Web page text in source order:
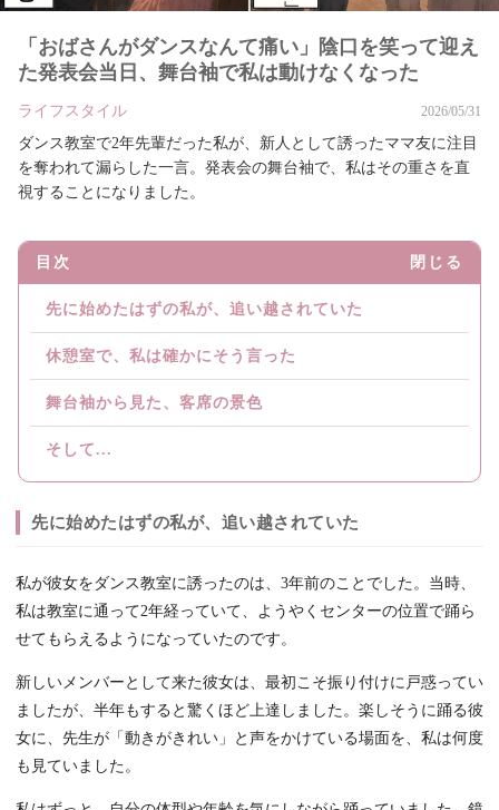
「おばさんがダンスなんて痛い」陰口を笑って迎え
た発表会当日、舞台袖で私は動けなくなった
ライフスタイル 2026/05/31
ダンス教室で2年先輩だった私が、新人として誘ったママ友に注目
を奪われて漏らした一言。発表会の舞台袖で、私はその重さを直
視することになりました。
目次 閉じる
先に始めたはずの私が、追い越されていた
休憩室で、私は確かにそう言った
舞台袖から見た、客席の景色
そして...
先に始めたはずの私が、追い越されていた
私が彼女をダンス教室に誘ったのは、3年前のことでした。当時、
私は教室に通って2年経っていて、ようやくセンターの位置で踊ら
せてもらえるようになっていたのです。
新しいメンバーとして来た彼女は、最初こそ振り付けに戸惑ってい
ましたが、半年もすると驚くほど上達しました。楽しそうに踊る彼
女に、先生が「動きがきれい」と声をかけている場面を、私は何度
も見ていました。